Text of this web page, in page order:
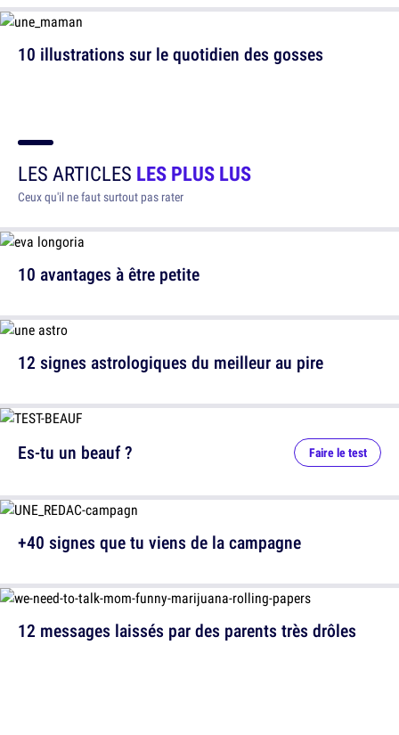
10 illustrations sur le quotidien des gosses
LES ARTICLES LES PLUS LUS
Ceux qu'il ne faut surtout pas rater
10 avantages à être petite
12 signes astrologiques du meilleur au pire
12 messages laissés par des parents très drôles
Es-tu un beauf ? Faire le test
+40 signes que tu viens de la campagne